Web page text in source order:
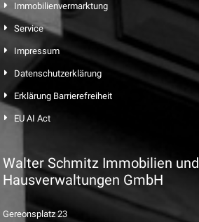
Immobilienvermarktung
Service
Impressum
Datenschutzerklärung
Erklärung Barrierefreiheit
EU AI Act
Walter Schmitz Immobilien und
Hausverwaltungen GmbH
Gereonsplatz 23